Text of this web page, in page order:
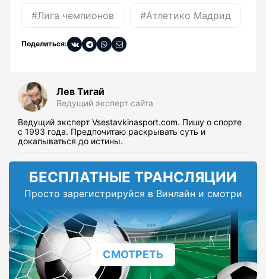
#Лига чемпионов #Атлетико Мадрид
Поделиться:
Лев Тигай
Ведущий эксперт сайта
Ведущий эксперт Vsestavkinasport.com. Пишу о спорте
с 1993 года. Предпочитаю раскрывать суть и
докапываться до истины.
БЕСПЛАТНЫЕ ТРАНСЛЯЦИИ
Просто зарегистрируйся в Винлайн и смотри
СМОТРЕТЬ